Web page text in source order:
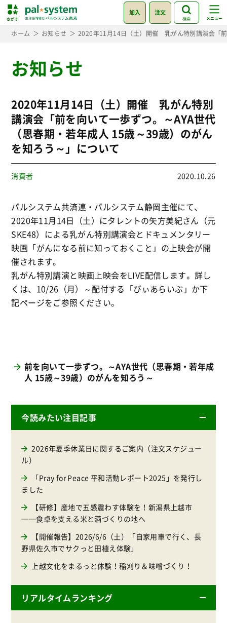
加入 注文
検索
ホーム お知らせ 2020年11月14日（土）開催 乳がん特別講演会「
お知らせ
2020年11月14日（土）開催 乳がん特別
講演会「前を向いて一歩ずつ。～AYA世代
（思春期・若年成人 15歳～39歳）のがん
を知ろう～」について
消費者 2020.10.26
パルシステム共済連・パルシステム静岡主催にて、
2020年11月14日（土）にタレントの矢方美紀さん（元
SKE48）による乳がん特別講演会とドキュメンタリー
映画「がんになる前に知っておくこと」の上映会が開
催されます。
乳がん特別講演と映画上映会をLIVE配信します。詳し
くは、10/26（月）～配付する「びぃあらいぶ」か下
記ページをご参照ください。
前を向いて一歩ずつ。～AYA世代（思春期・若年成
人 15歳～39歳）のがんを知ろう～
今読みたい注目記事
2026年夏季休業日に関するご案内（注文スケジュー
ル）
「Pray for Peace 平和活動レポート2025」を発行し
ました
【研修】産地で五感震わす体験を！新潟県上越市
──食卓を支える米と酒づくりの地へ
【開催報告】2026/6/6（土）「自家用車で行く、長
野県佐久市でサクっと田植え体験」
上越文化をまるっと体験！稲刈り＆味噌づくり！
リアルタイムランキング